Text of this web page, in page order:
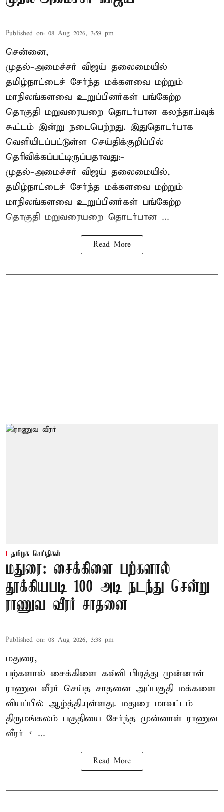
Published on: 08 Aug 2026, 3:59 pm
சென்னை,
முதல்-அமைச்சர் விஜய் தலைமையில்
தமிழ்நாட்டைச் சேர்ந்த மக்களவை மற்றும்
மாநிலங்களவை உறுப்பினர்கள் பங்கேற்ற
தொகுதி மறுவரையறை தொடர்பான கலந்தாய்வுக்
கூட்டம் இன்று நடைபெற்றது. இதுதொடர்பாக
வெளியிடப்பட்டுள்ள செய்திக்குறிப்பில்
தெரிவிக்கப்பட்டிருப்பதாவது:-
முதல்-அமைச்சர் விஜய் தலைமையில்,
தமிழ்நாட்டைச் சேர்ந்த மக்களவை மற்றும்
மாநிலங்களவை உறுப்பினர்கள் பங்கேற்ற
தொகுதி மறுவரையறை தொடர்பான ...
Read More
தமிழக செய்திகள்
மதுரை: சைக்கிளை பற்களால்
தூக்கியபடி 100 அடி நடந்து சென்று
ராணுவ வீரர் சாதனை
Published on: 08 Aug 2026, 3:38 pm
மதுரை,
பற்களால் சைக்கிளை கவ்வி பிடித்து முன்னாள்
ராணுவ வீரர் செய்த சாதனை அப்பகுதி மக்களை
வியப்பில் ஆழ்த்தியுள்ளது. மதுரை மாவட்டம்
திருமங்கலம் பகுதியை சேர்ந்த முன்னாள் ராணுவ
வீரர் < ...
Read More